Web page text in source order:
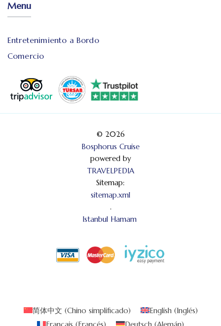
Menu
Entretenimiento a Bordo
Comercio
© 2026
Bosphorus Cruise
powered by
TRAVELPEDIA
Sitemap:
sitemap.xml
.
Istanbul Hamam
简体中文 (Chino simplificado) English(Inglés)
Français (Francés) Deutsch (Alemán)